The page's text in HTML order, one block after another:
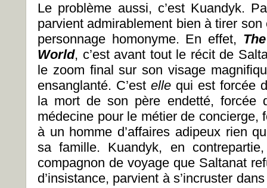
Le problème aussi, c’est Kuandyk.
parvient admirablement bien à tirer
personnage homonyme. En effet,
World, c’est avant tout le récit de
le zoom final sur son visage
ensanglanté. C’est elle qui est forcée
la mort de son père endetté, forcée
médecine pour le métier de concierge,
à un homme d’affaires adipeux rien
sa famille. Kuandyk, en
compagnon de voyage que Saltanat
d’insistance, parvient à s’incruster